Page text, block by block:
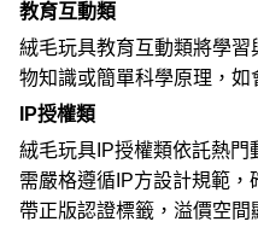
教育互動類
絨毛玩具教育互動類將學
物知識或簡單科學原理，如
IP授權類
絨毛玩具IP授權類依託熱
需嚴格遵循IP方設計規範
帶正版認證標籤，溢價空間